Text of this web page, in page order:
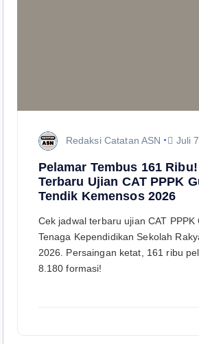
Redaksi Catatan ASN Juli
Pelamar Tembus 161
Terbaru Ujian CAT PPPK
Tendik Kemensos 2026
Cek jadwal terbaru ujian CAT PPPK
Tenaga Kependidikan Sekolah
2026. Persaingan ketat, 161 ribu
8.180 formasi!